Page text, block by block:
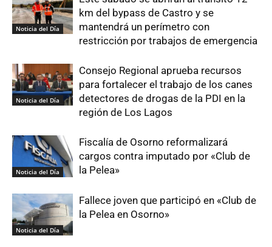
Noticia del Día
km del bypass de Castro y se
mantendrá un perímetro con
restricción por trabajos de emergencia
Noticia del Día
Consejo Regional aprueba recursos
para fortalecer el trabajo de los canes
detectores de drogas de la PDI en la
región de Los Lagos
Noticia del Día
Fiscalía de Osorno reformalizará
cargos contra imputado por «Club de
la Pelea»
Noticia del Día
Fallece joven que participó en «Club de
la Pelea en Osorno»